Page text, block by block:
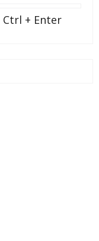
Ctrl + Enter